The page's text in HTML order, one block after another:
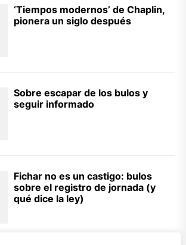
‘Tiempos modernos’ de Chaplin,
pionera un siglo después
Sobre escapar de los bulos y
seguir informado
Fichar no es un castigo: bulos
sobre el registro de jornada (y
qué dice la ley)